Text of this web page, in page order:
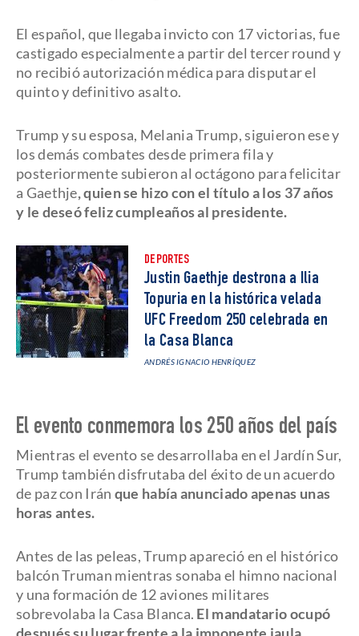
El español, que llegaba invicto con 17 victorias, fue
castigado especialmente a partir del tercer round y
no recibió autorización médica para disputar el
quinto y definitivo asalto.
Trump y su esposa, Melania Trump, siguieron ese y
los demás combates desde primera fila y
posteriormente subieron al octágono para felicitar
a Gaethje, quien se hizo con el título a los 37 años
y le deseó feliz cumpleaños al presidente.
DEPORTES
Justin Gaethje destrona a Ilia
Topuria en la histórica velada
UFC Freedom 250 celebrada en
la Casa Blanca
ANDRÉS IGNACIO HENRÍQUEZ
El evento conmemora los 250 años del país
Mientras el evento se desarrollaba en el Jardín Sur,
Trump también disfrutaba del éxito de un acuerdo
de paz con Irán que había anunciado apenas unas
horas antes.
Antes de las peleas, Trump apareció en el histórico
balcón Truman mientras sonaba el himno nacional
y una formación de 12 aviones militares
sobrevolaba la Casa Blanca. El mandatario ocupó